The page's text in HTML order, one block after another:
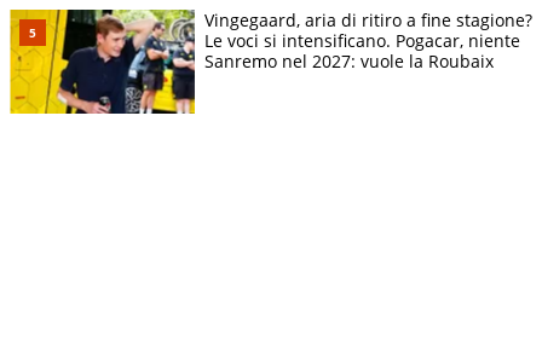
Vingegaard, aria di ritiro a fine stagione?
Le voci si intensificano. Pogacar, niente
Sanremo nel 2027: vuole la Roubaix